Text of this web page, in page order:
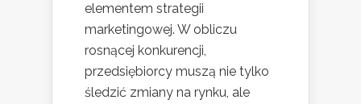
elementem strategii
marketingowej. W obliczu
rosnącej konkurencji,
przedsiębiorcy muszą nie tylko
śledzić zmiany na rynku, ale